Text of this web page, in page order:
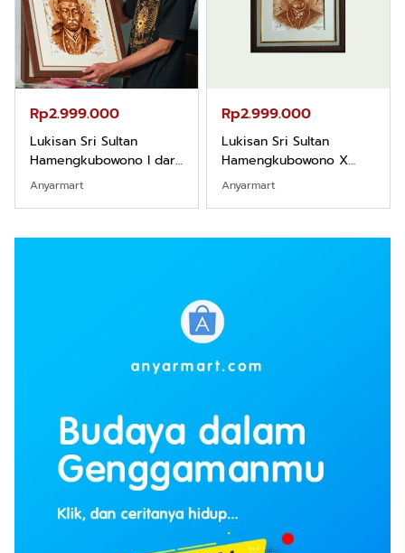
Rp2.999.000
Lukisan Sri Sultan
Hamengkubowono I dari
Kopi Karya Rudi Winarso
Anyarmart
Rp2.999.000
Lukisan Sri Sultan
Hamengkubowono X
dari Kopi Karya Rudi
Winarso
Anyarmart